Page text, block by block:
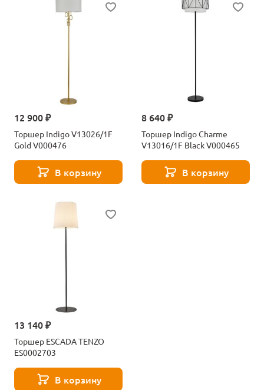
12 900 ₽
Торшер Indigo V13026/1F
Gold V000476
В корзину
8 640 ₽
Торшер Indigo Charme
V13016/1F Black V000465
В корзину
13 140 ₽
Торшер ESCADA TENZO
ES0002703
В корзину